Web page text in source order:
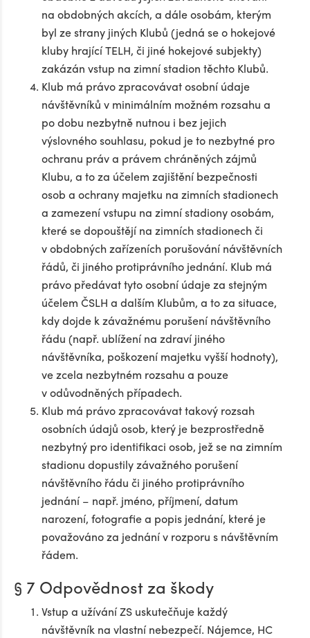
na obdobných akcích, a dále osobám, kterým
byl ze strany jiných Klubů (jedná se o hokejové
kluby hrající TELH, či jiné hokejové subjekty)
zakázán vstup na zimní stadion těchto Klubů.
Klub má právo zpracovávat osobní údaje
návštěvníků v minimálním možném rozsahu a
po dobu nezbytně nutnou i bez jejich
výslovného souhlasu, pokud je to nezbytné pro
ochranu práv a právem chráněných zájmů
Klubu, a to za účelem zajištění bezpečnosti
osob a ochrany majetku na zimních stadionech
a zamezení vstupu na zimní stadiony osobám,
které se dopouštějí na zimních stadionech či
v obdobných zařízeních porušování návštěvních
řádů, či jiného protiprávního jednání. Klub má
právo předávat tyto osobní údaje za stejným
účelem ČSLH a dalším Klubům, a to za situace,
kdy dojde k závažnému porušení návštěvního
řádu (např. ublížení na zdraví jiného
návštěvníka, poškození majetku vyšší hodnoty),
ve zcela nezbytném rozsahu a pouze
v odůvodněných případech.
Klub má právo zpracovávat takový rozsah
osobních údajů osob, který je bezprostředně
nezbytný pro identifikaci osob, jež se na zimním
stadionu dopustily závažného porušení
návštěvního řádu či jiného protiprávního
jednání – např. jméno, příjmení, datum
narození, fotografie a popis jednání, které je
považováno za jednání v rozporu s návštěvním
řádem.
§ 7 Odpovědnost za škody
Vstup a užívání ZS uskutečňuje každý
návštěvník na vlastní nebezpečí. Nájemce, HC